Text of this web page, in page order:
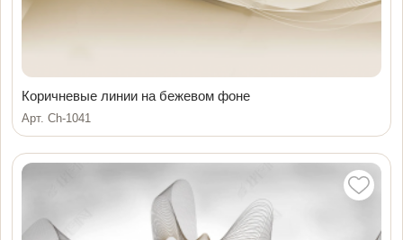
Коричневые линии на бежевом фоне
Арт. Ch-1041